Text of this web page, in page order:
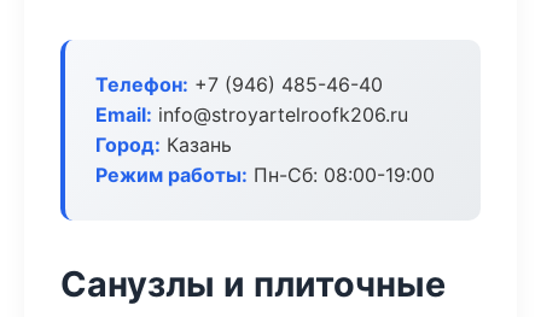
Телефон: +7 (946) 485-46-40
Email: info@stroyartelroofk206.ru
Город: Казань
Режим работы: Пн-Сб: 08:00-19:00
Санузлы и плиточные